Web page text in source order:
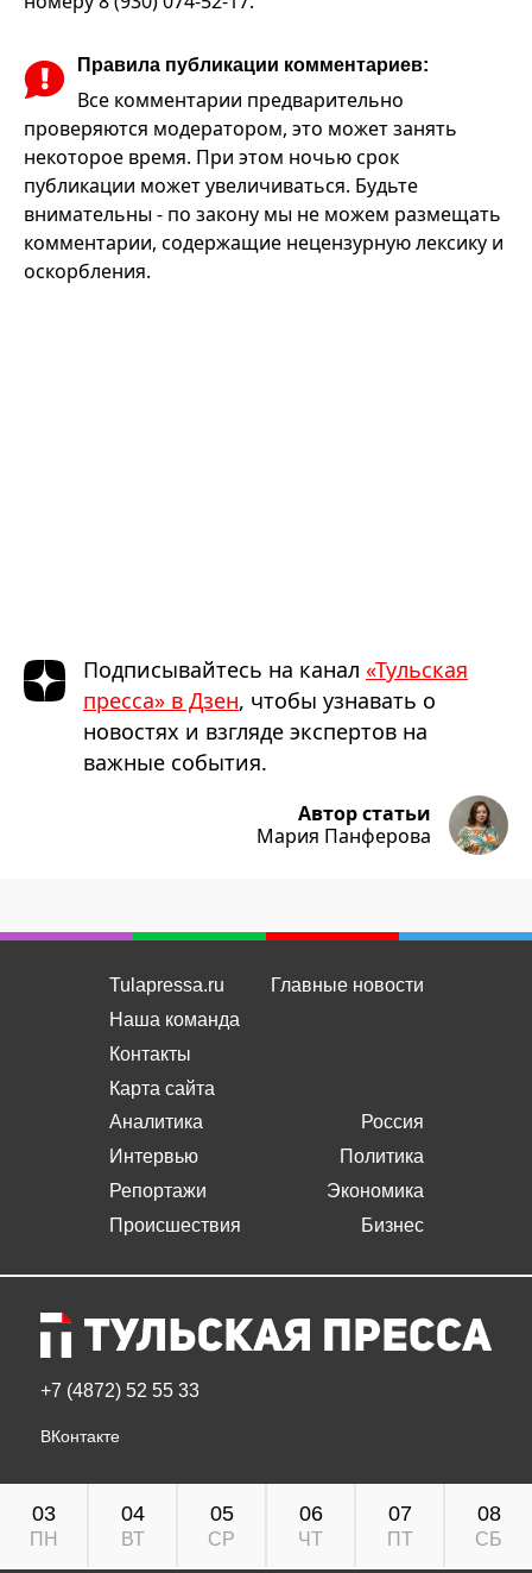
Правила публикации комментариев:
Все комментарии предварительно
проверяются модератором, это может занять
некоторое время. При этом ночью срок
публикации может увеличиваться. Будьте
внимательны - по закону мы не можем размещать
комментарии, содержащие нецензурную лексику и
оскорбления.
Подписывайтесь на канал «Тульская
пресса» в Дзен, чтобы узнавать о
новостях и взгляде экспертов на
важные события.
Автор статьи
Мария Панферова
Tulapressa.ru
Наша команда
Контакты
Карта сайта
Главные новости
Аналитика
Интервью
Репортажи
Происшествия
Россия
Политика
Экономика
Бизнес
+7 (4872) 52 55 33
ВКонтакте
03
ПН
04
ВТ
05
СР
06
ЧТ
07
ПТ
08
СБ